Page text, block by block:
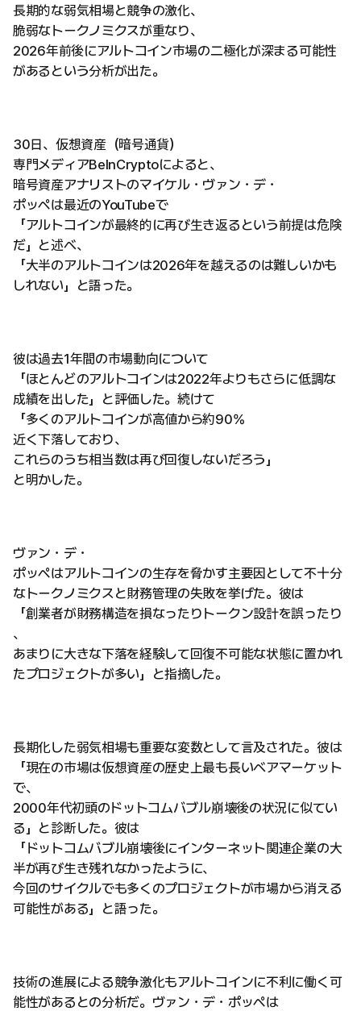
長期的な弱気相場と競争の激化、
脆弱なトークノミクスが重なり、
2026年前後にアルトコイン市場の二極化が深まる可能性
があるという分析が出た。
30日、仮想資産（暗号通貨）
専門メディアBeInCryptoによると、
暗号資産アナリストのマイケル・ヴァン・デ・
ポッペは最近のYouTubeで
「アルトコインが最終的に再び生き返るという前提は危険
だ」と述べ、
「大半のアルトコインは2026年を越えるのは難しいかも
しれない」と語った。
彼は過去1年間の市場動向について
「ほとんどのアルトコインは2022年よりもさらに低調な
成績を出した」と評価した。続けて
「多くのアルトコインが高値から約90%
近く下落しており、
これらのうち相当数は再び回復しないだろう」
と明かした。
ヴァン・デ・
ポッペはアルトコインの生存を脅かす主要因として不十分
なトークノミクスと財務管理の失敗を挙げた。彼は
「創業者が財務構造を損なったりトークン設計を誤ったり
、
あまりに大きな下落を経験して回復不可能な状態に置かれ
たプロジェクトが多い」と指摘した。
長期化した弱気相場も重要な変数として言及された。彼は
「現在の市場は仮想資産の歴史上最も長いベアマーケット
で、
2000年代初頭のドットコムバブル崩壊後の状況に似てい
る」と診断した。彼は
「ドットコムバブル崩壊後にインターネット関連企業の大
半が再び生き残れなかったように、
今回のサイクルでも多くのプロジェクトが市場から消える
可能性がある」と語った。
技術の進展による競争激化もアルトコインに不利に働く可
能性があるとの分析だ。ヴァン・デ・ポッペは